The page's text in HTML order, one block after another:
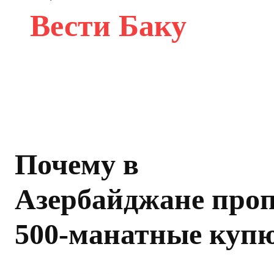
Вести Баку
Почему в
Азербайджане
500-манатные